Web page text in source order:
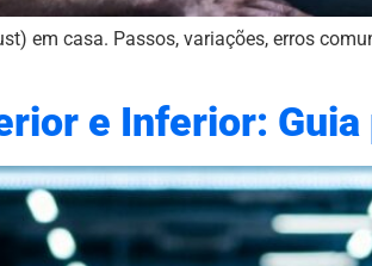
em casa. Passos, variações, erros
e Inferior: